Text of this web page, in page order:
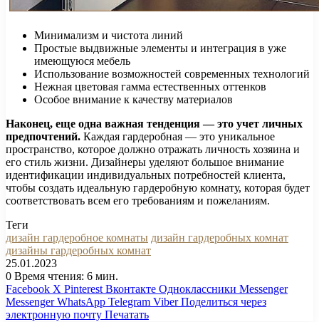
Минимализм и чистота линий
Простые выдвижные элементы и интеграция в уже
имеющуюся мебель
Использование возможностей современных технологий
Нежная цветовая гамма естественных оттенков
Особое внимание к качеству материалов
Наконец, еще одна важная тенденция — это учет личных
предпочтений. Каждая гардеробная — это уникальное
пространство, которое должно отражать личность хозяина и
его стиль жизни. Дизайнеры уделяют большое внимание
идентификации индивидуальных потребностей клиента,
чтобы создать идеальную гардеробную комнату, которая будет
соответствовать всем его требованиям и пожеланиям.
Теги
дизайн гардеробное комнаты дизайн гардеробных комнат
дизайны гардеробных комнат
25.01.2023
0 Время чтения: 6 мин.
Facebook X Pinterest Вконтакте Одноклассники Messenger
Messenger WhatsApp Telegram Viber Поделиться через
электронную почту Печатать